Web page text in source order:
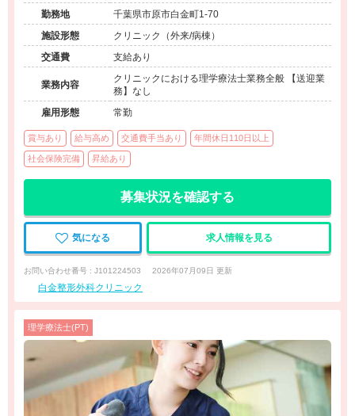
勤務地
千葉県市原市白金町1-70
施設形態
クリニック（外来/病棟）
交通費
支給あり
業務内容
クリニックにおける理学療法士業務全般 【送迎業
務】なし
雇用形態
常勤
賞与あり 給与高め 交通費手当あり 年間休日110日以上
社会保険完備 昇給あり
募集状況を確認する
気になる 求人情報を見る
お問い合わせ番号 : J101224503 2026年07月09日 更新
白金整形外科クリニック
理学療法士(PT)